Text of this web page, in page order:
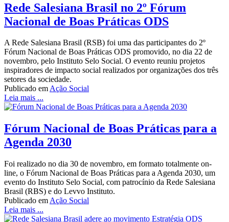
Rede Salesiana Brasil no 2º Fórum
Nacional de Boas Práticas ODS
A Rede Salesiana Brasil (RSB) foi uma das participantes do 2º
Fórum Nacional de Boas Práticas ODS promovido, no dia 22 de
novembro, pelo Instituto Selo Social. O evento reuniu projetos
inspiradores de impacto social realizados por organizações dos três
setores da sociedade.
Publicado emAção Social
Leia mais ...
Fórum Nacional de Boas Práticas para a
Agenda 2030
Foi realizado no dia 30 de novembro, em formato totalmente on-
line, o Fórum Nacional de Boas Práticas para a Agenda 2030, um
evento do Instituto Selo Social, com patrocínio da Rede Salesiana
Brasil (RBS) e do Levvo Instituto.
Publicado em Ação Social
Leia mais ...